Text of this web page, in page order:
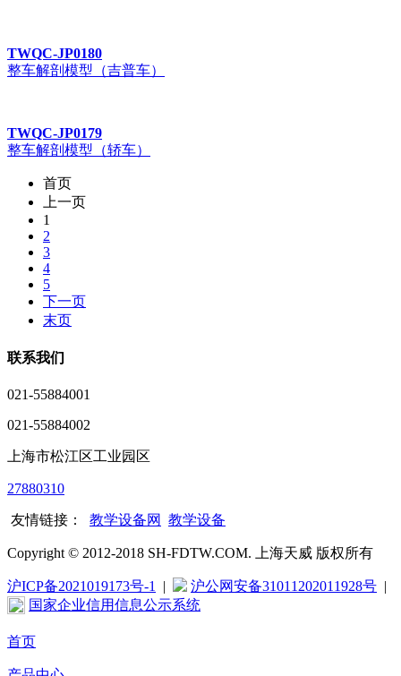
TWQC-JP0180
整车解剖模型（吉普车）
TWQC-JP0179
整车解剖模型（轿车）
首页
上一页
1
2
3
4
5
下一页
末页
联系我们
021-55884001
021-55884002
上海市松江区工业园区
27880310
友情链接： 教学设备网 教学设备
Copyright © 2012-2018 SH-FDTW.COM. 上海天威 版权所有
沪ICP备2021019173号-1 | 沪公网安备31011202011928号 |
国家企业信用信息公示系统
首页